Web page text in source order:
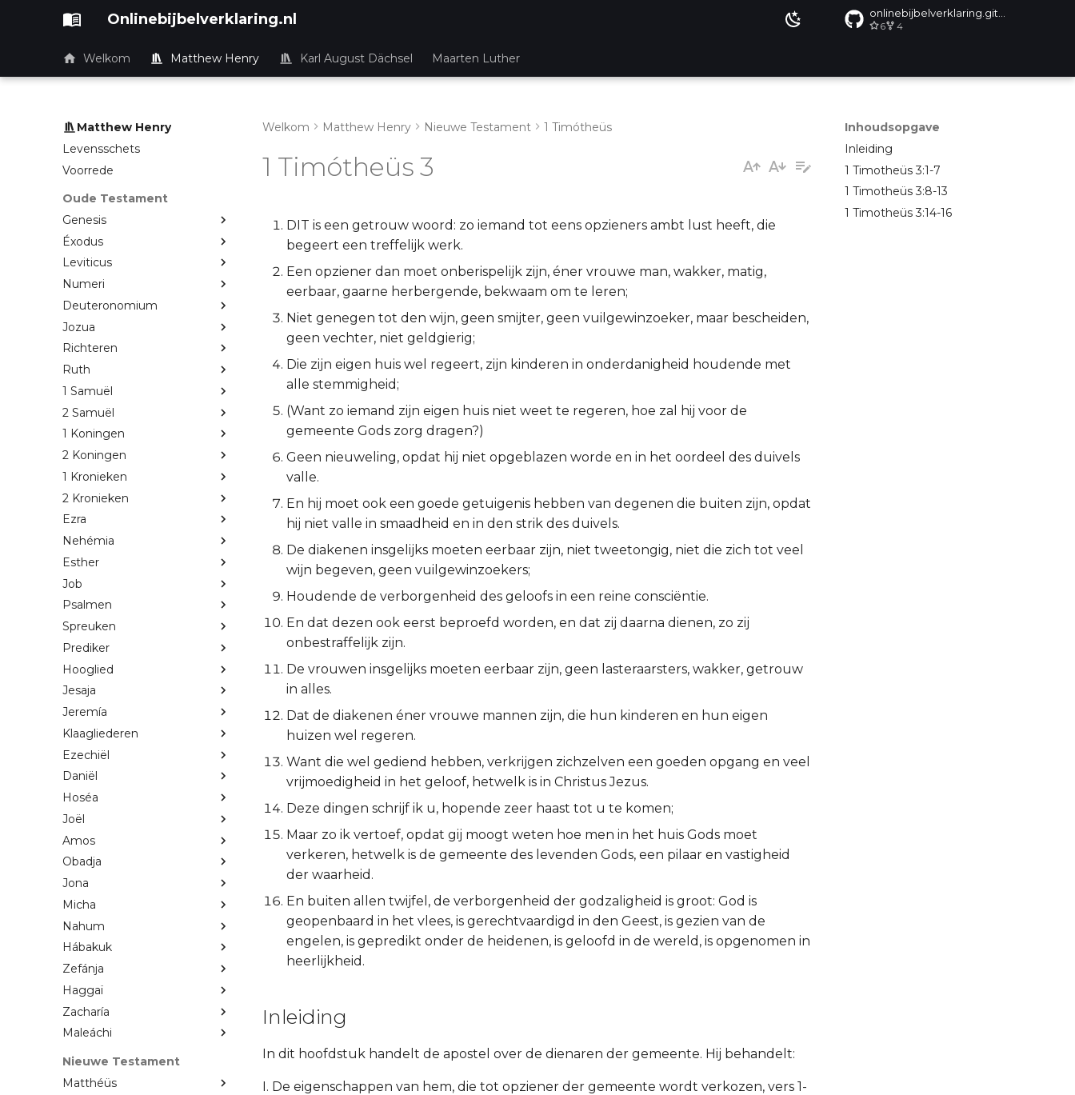
Onlinebijbelverklaring.nl 6 4
Welkom Matthew Henry Karl August Dächsel Maarten Luther
Matthew Henry
Levensschets
Voorrede
Oude Testament
Genesis
Éxodus
Leviticus
Numeri
Deuteronomium
Jozua
Richteren
Ruth
1 Samuël
2 Samuël
1 Koningen
2 Koningen
1 Kronieken
2 Kronieken
Ezra
Nehémia
Esther
Job
Psalmen
Spreuken
Prediker
Hooglied
Jesaja
Jeremía
Klaagliederen
Ezechiël
Daniël
Hoséa
Joël
Amos
Obadja
Jona
Micha
Nahum
Hábakuk
Zefánja
Haggaï
Zacharía
Maleáchi
Nieuwe Testament
Matthéüs
Inhoudsopgave
Inleiding
1 Timotheüs 3:1-7
1 Timotheüs 3:8-13
1 Timotheüs 3:14-16
Welkom Matthew Henry Nieuwe Testament 1 Timótheüs
1 Timótheüs 3
DIT is een getrouw woord: zo iemand tot eens opzieners ambt lust heeft, die
begeert een treffelijk werk.
Een opziener dan moet onberispelijk zijn, éner vrouwe man, wakker, matig,
eerbaar, gaarne herbergende, bekwaam om te leren;
Niet genegen tot den wijn, geen smijter, geen vuilgewinzoeker, maar bescheiden,
geen vechter, niet geldgierig;
Die zijn eigen huis wel regeert, zijn kinderen in onderdanigheid houdende met
alle stemmigheid;
(Want zo iemand zijn eigen huis niet weet te regeren, hoe zal hij voor de
gemeente Gods zorg dragen?)
Geen nieuweling, opdat hij niet opgeblazen worde en in het oordeel des duivels
valle.
En hij moet ook een goede getuigenis hebben van degenen die buiten zijn, opdat
hij niet valle in smaadheid en in den strik des duivels.
De diakenen insgelijks moeten eerbaar zijn, niet tweetongig, niet die zich tot veel
wijn begeven, geen vuilgewinzoekers;
Houdende de verborgenheid des geloofs in een reine consciëntie.
En dat dezen ook eerst beproefd worden, en dat zij daarna dienen, zo zij
onbestraffelijk zijn.
De vrouwen insgelijks moeten eerbaar zijn, geen lasteraarsters, wakker, getrouw
in alles.
Dat de diakenen éner vrouwe mannen zijn, die hun kinderen en hun eigen
huizen wel regeren.
Want die wel gediend hebben, verkrijgen zichzelven een goeden opgang en veel
vrijmoedigheid in het geloof, hetwelk is in Christus Jezus.
Deze dingen schrijf ik u, hopende zeer haast tot u te komen;
Maar zo ik vertoef, opdat gij moogt weten hoe men in het huis Gods moet
verkeren, hetwelk is de gemeente des levenden Gods, een pilaar en vastigheid
der waarheid.
En buiten allen twijfel, de verborgenheid der godzaligheid is groot: God is
geopenbaard in het vlees, is gerechtvaardigd in den Geest, is gezien van de
engelen, is gepredikt onder de heidenen, is geloofd in de wereld, is opgenomen in
heerlijkheid.
Inleiding
In dit hoofdstuk handelt de apostel over de dienaren der gemeente. Hij behandelt:
I. De eigenschappen van hem, die tot opziener der gemeente wordt verkozen, vers 1-